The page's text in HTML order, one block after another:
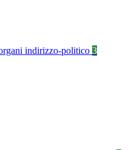
indirizzo-politico 3